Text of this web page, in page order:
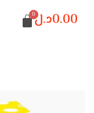
0.00د.ل